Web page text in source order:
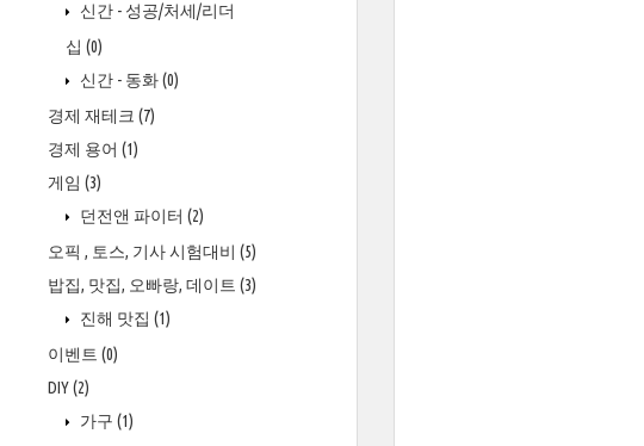
신간 - 성공/처세/리더
십 (0)
신간 - 동화(0)
경제 재테크 (7)
경제 용어 (1)
게임 (3)
던전앤 파이터 (2)
오픽 , 토스, 기사 시험대비 (5)
밥집, 맛집, 오빠랑, 데이트 (3)
진해 맛집 (1)
이벤트 (0)
DIY(2)
가구 (1)